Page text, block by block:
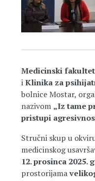
Medicinski fakultet
iKlinika za
bolnice Mostar,
nazivom „Iz tame
pristupi
Stručni skup u
medicinskog
12. prosinca 2025.
prostorijama